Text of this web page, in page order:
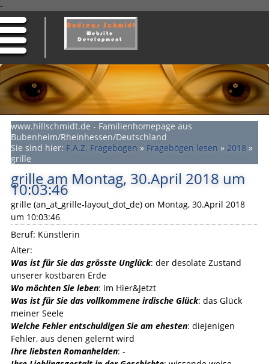
-
www.hillschmidt.de - Familienhomepage aus
Bubenheim/Rheinhessen/Deutschland
Sie sind hier: F.A.Z. Fragebogen » Fragebögen lesen » 2018 »
grille
grille am Montag, 30.April 2018 um
10:03:46
grille (an_at_grille-layout_dot_de) on Montag, 30.April 2018
um 10:03:46
Beruf: Künstlerin
Alter:
Was ist für Sie das grösste Unglück: der desolate Zustand
unserer kostbaren Erde
Wo möchten Sie leben: im Hier&Jetzt
Was ist für Sie das vollkommene irdische Glück: das Glück
meiner Seele
Welche Fehler entschuldigen Sie am ehesten: diejenigen
Fehler, aus denen gelernt wird
Ihre liebsten Romanhelden: -